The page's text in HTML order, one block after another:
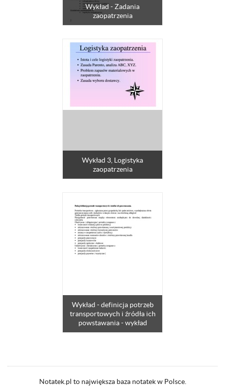
Wykład - Zadania
zaopatrzenia
Wykład 3, Logistyka
zaopatrzenia
Wykład - definicja potrzeb
transportowych i źródła ich
powstawania - wykład
Notatek.pl to największa baza notatek w Polsce.